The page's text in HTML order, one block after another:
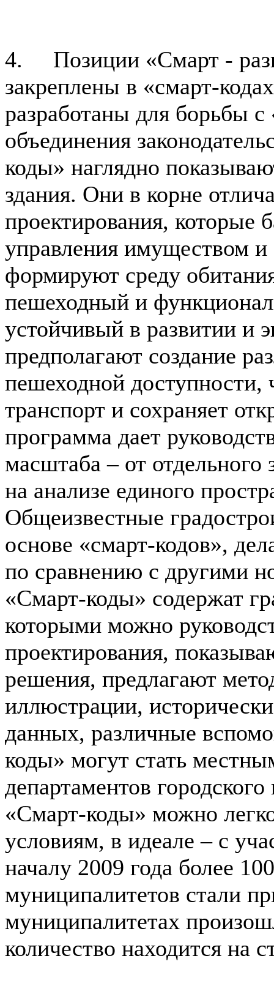
4. Позиции «Смарт -
закреплены в «смарт-
разработаны для борьбы
объединения
коды» наглядно
здания. Они в корне
проектирования, которые
управления имуществом и
формируют среду
пешеходный и
устойчивый в развитии и
предполагают создание
пешеходной доступности,
транспорт и сохраняет
программа дает
масштаба – от отдельного
на анализе единого
Общеизвестные
основе «cмарт-кодов»,
по сравнению с другими
«Смарт-коды» содержат
которыми можно
проектирования,
решения, предлагают
иллюстрации,
данных, различные
коды» могут стать
департаментов
«Смарт-коды» можно
условиям, в идеале – с
началу 2009 года более
муниципалитетов стали
муниципалитетах
количество находится на